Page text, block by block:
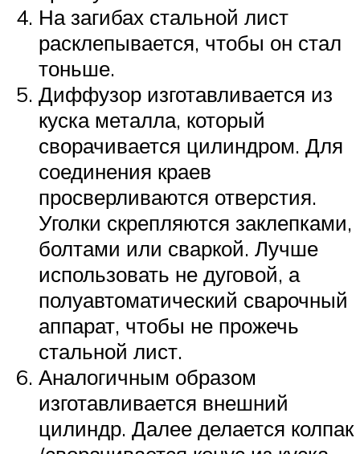
На загибах стальной лист
расклепывается, чтобы он стал
тоньше.
Диффузор изготавливается из
куска металла, который
сворачивается цилиндром. Для
соединения краев
просверливаются отверстия.
Уголки скрепляются заклепками,
болтами или сваркой. Лучше
использовать не дуговой, а
полуавтоматический сварочный
аппарат, чтобы не прожечь
стальной лист.
Аналогичным образом
изготавливается внешний
цилиндр. Далее делается колпак